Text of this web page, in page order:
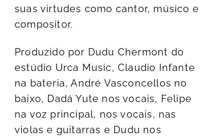
suas virtudes como cantor, músico e
compositor.
Produzido por Dudu Chermont do
estúdio Urca Music, Claudio Infante
na bateria, André Vasconcellos no
baixo, Dadá Yute nos vocais, Felipe
na voz principal, nos vocais, nas
violas e guitarras e Dudu nos